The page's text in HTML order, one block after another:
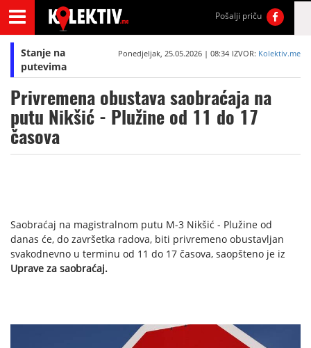
Pošalji priču
Stanje na
putevima
Ponedjeljak, 25.05.2026 | 08:34 IZVOR: Kolektiv.me
Privremena obustava saobraćaja na
putu Nikšić - Plužine od 11 do 17
časova
Saobraćaj na magistralnom putu M-3 Nikšić - Plužine od
danas će, do završetka radova, biti privremeno obustavljan
svakodnevno u terminu od 11 do 17 časova, saopšteno je iz
Uprave za saobraćaj.